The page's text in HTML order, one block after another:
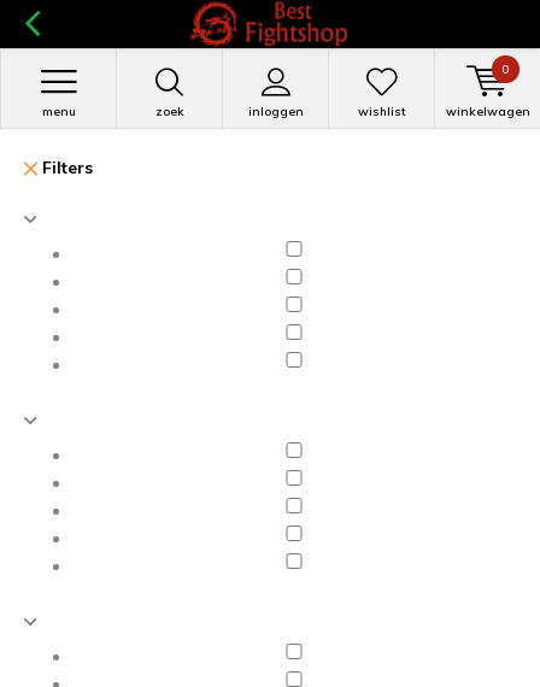
zoek inloggen
menu wishlist winkelwagen
0
Filters